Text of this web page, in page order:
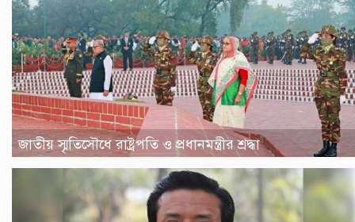
জাতীয় স্মৃতিসৌধে রাষ্ট্রপতি ও প্রধানমন্ত্রীর শ্রদ্ধা